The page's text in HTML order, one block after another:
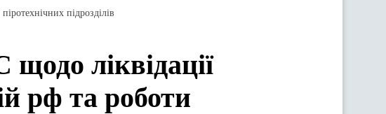
підрозділів
ліквідації
рф та роботи